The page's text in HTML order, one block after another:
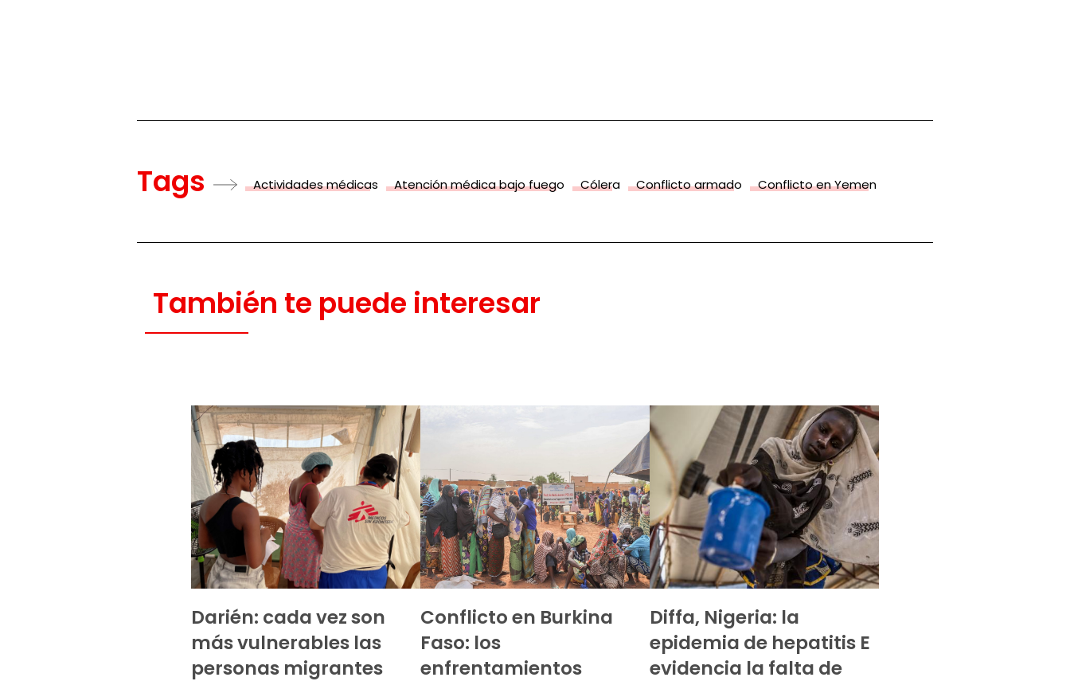
Tags Actividades médicas Atención médica bajo fuego Cólera Conflicto armado Conflicto en Yemen
También te puede interesar
Darién: cada vez son
más vulnerables las
personas migrantes
Conflicto en Burkina
Faso: los
enfrentamientos
Diffa, Nigeria: la
epidemia de hepatitis E
evidencia la falta de